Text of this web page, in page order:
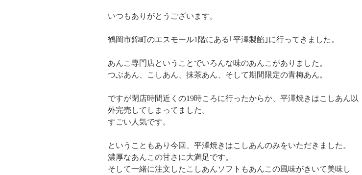
いつもありがとうございます。
鶴岡市錦町のエスモール1階にある｢平澤製餡｣に行ってきました。
あんこ専門店ということでいろんな味のあんこがありました。
つぶあん、こしあん、抹茶あん、そして期間限定の青梅あん。
ですが閉店時間近くの19時ころに行ったからか、平澤焼きはこしあん以
外完売してしまってました。
すごい人気です。
ということもあり今回、平澤焼きはこしあんのみをいただきました。
濃厚なあんこの甘さに大満足です。
そして一緒に注文したこしあんソフトもあんこの風味がきいて美味し